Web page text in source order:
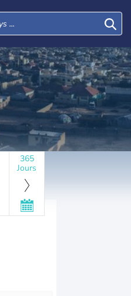
365
Jours